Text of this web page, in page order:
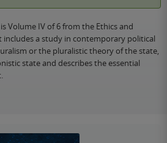
Volume IV of 6 from the Ethics and
includes a study in contemporary political
or the pluralistic theory of the state,
state and describes the essential